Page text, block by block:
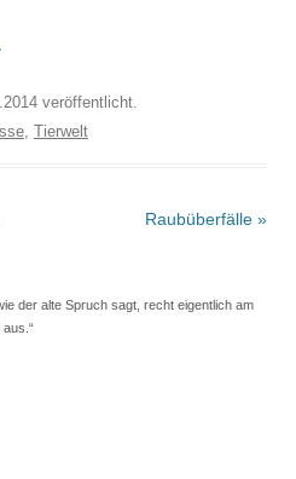
veröffentlicht.
, Tierwelt
Raubüberfälle »
der alte Spruch sagt, recht eigentlich am